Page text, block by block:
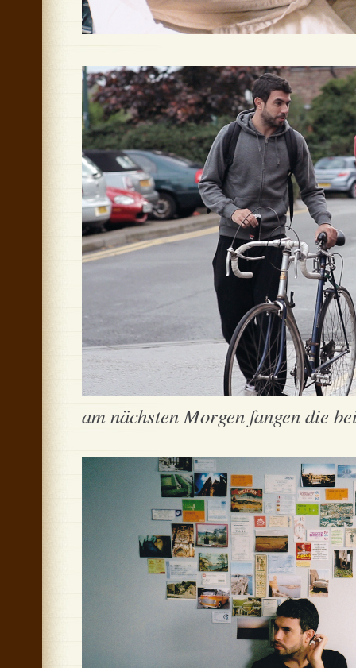
am nächsten Morgen fangen die